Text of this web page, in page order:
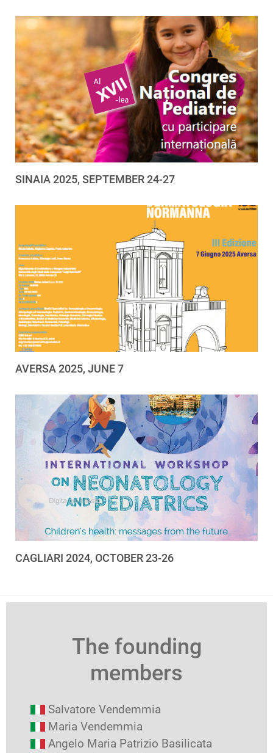
SINAIA 2025, SEPTEMBER 24-27
AVERSA 2025, JUNE 7
CAGLIARI 2024, OCTOBER 23-26
The founding
members
Salvatore Vendemmia
Maria Vendemmia
Angelo Maria Patrizio Basilicata